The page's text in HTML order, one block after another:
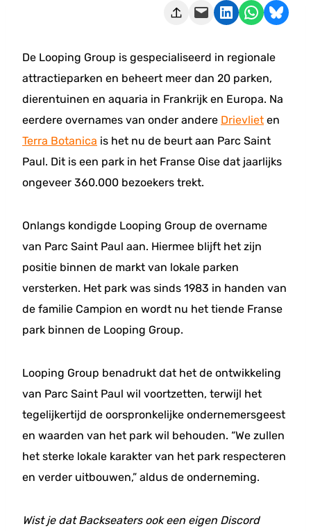
Deze pagina e-mailen Delen op LinkedIn Delen via WhatsApp Share on Bluesky
De Looping Group is gespecialiseerd in regionale
attractieparken en beheert meer dan 20 parken,
dierentuinen en aquaria in Frankrijk en Europa. Na
eerdere overnames van onder andere Drievliet en
Terra Botanica is het nu de beurt aan Parc Saint
Paul. Dit is een park in het Franse Oise dat jaarlijks
ongeveer 360.000 bezoekers trekt.
Onlangs kondigde Looping Group de overname
van Parc Saint Paul aan. Hiermee blijft het zijn
positie binnen de markt van lokale parken
versterken. Het park was sinds 1983 in handen van
de familie Campion en wordt nu het tiende Franse
park binnen de Looping Group.
Looping Group benadrukt dat het de ontwikkeling
van Parc Saint Paul wil voortzetten, terwijl het
tegelijkertijd de oorspronkelijke ondernemersgeest
en waarden van het park wil behouden. “We zullen
het sterke lokale karakter van het park respecteren
en verder uitbouwen,” aldus de onderneming.
Wist je dat Backseaters ook een eigen Discord